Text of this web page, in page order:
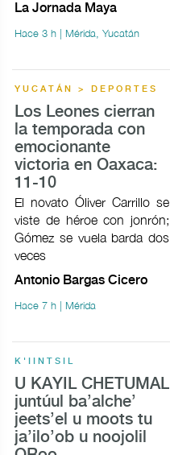
La Jornada Maya
Hace 3 h | Mérida, Yucatán
YUCATÁN > DEPORTES
Los Leones cierran
la temporada con
emocionante
victoria en Oaxaca:
11-10
El novato Óliver Carrillo se
viste de héroe con jonrón;
Gómez se vuela barda dos
veces
Antonio Bargas Cicero
Hace 7 h | Mérida
K'IINTSIL
U KAYIL CHETUMAL
juntúul ba’alche’
jeets’el u moots tu
ja’ilo’ob u noojolil